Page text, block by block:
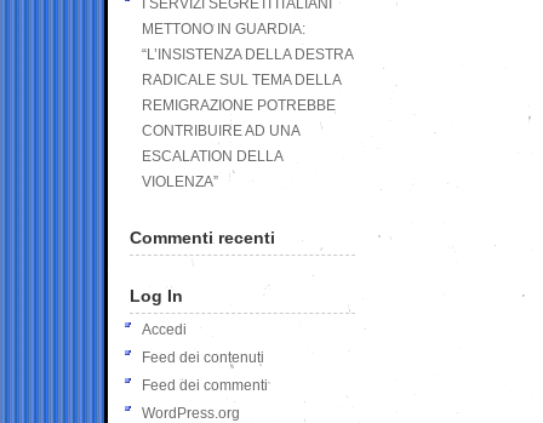
I SERVIZI SEGRETI ITALIANI
METTONO IN GUARDIA:
“L’INSISTENZA DELLA DESTRA
RADICALE SUL TEMA DELLA
REMIGRAZIONE POTREBBE
CONTRIBUIRE AD UNA
ESCALATION DELLA
VIOLENZA”
Commenti recenti
Log In
Accedi
Feed dei contenuti
Feed dei commenti
WordPress.org